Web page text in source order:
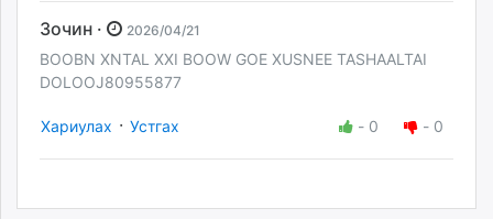
Зочин · 2026/04/21
BOOBN XNTAL XXI BOOW GOE XUSNEE TASHAALTAI
DOLOOJ80955877
Хариулах · Устгах - 0 - 0